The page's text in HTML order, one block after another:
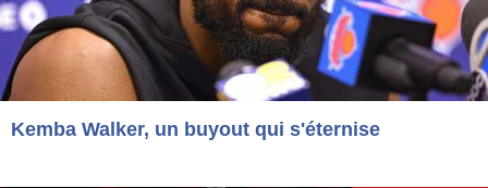
Kemba Walker, un buyout qui s'éternise